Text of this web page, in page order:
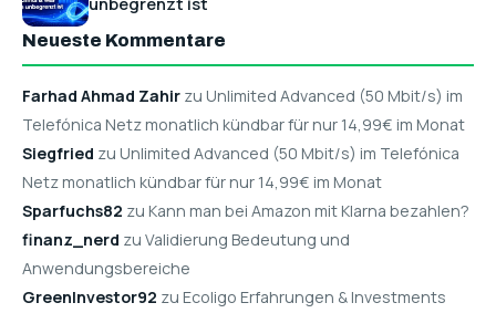
Neueste Kommentare
Farhad Ahmad Zahir zu Unlimited Advanced (50 Mbit/s) im
Telefónica Netz monatlich kündbar für nur 14,99€ im Monat
Siegfried zu Unlimited Advanced (50 Mbit/s) im Telefónica
Netz monatlich kündbar für nur 14,99€ im Monat
Sparfuchs82 zu Kann man bei Amazon mit Klarna bezahlen?
finanz_nerd zu Validierung Bedeutung und
Anwendungsbereiche
GreenInvestor92 zu Ecoligo Erfahrungen & Investments